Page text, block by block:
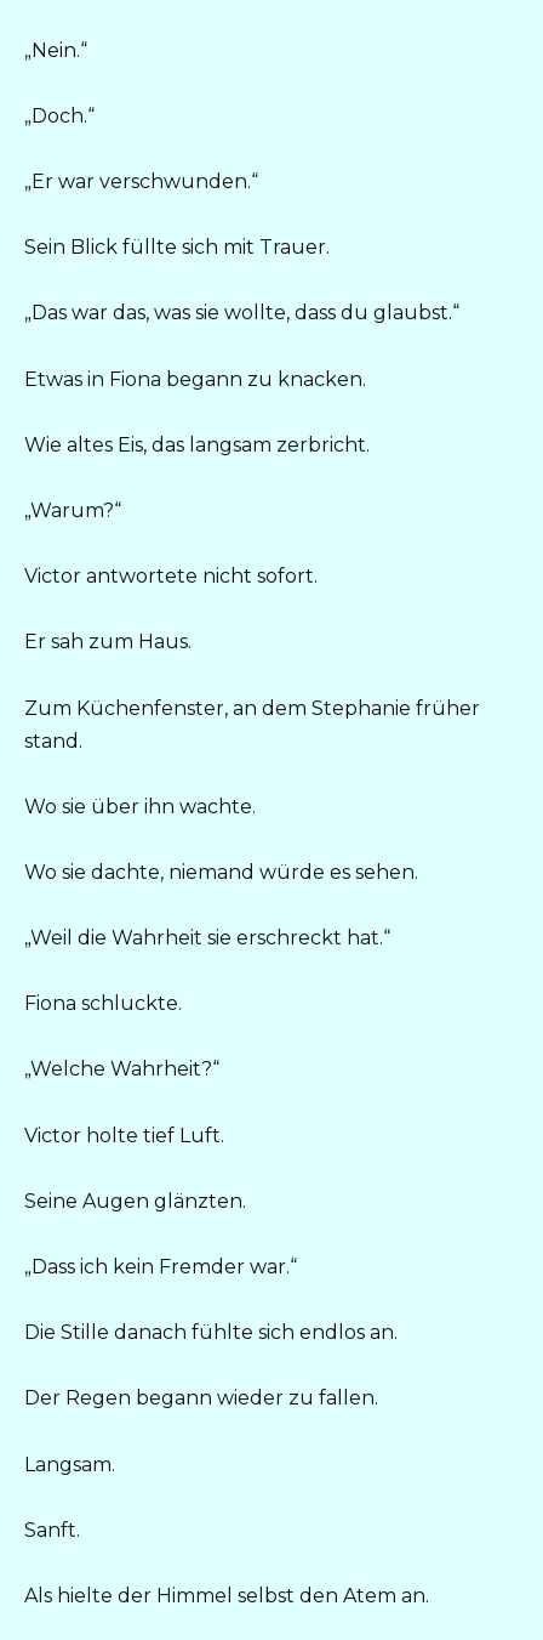
„Nein.“
„Doch.“
„Er war verschwunden.“
Sein Blick füllte sich mit Trauer.
„Das war das, was sie wollte, dass du glaubst.“
Etwas in Fiona begann zu knacken.
Wie altes Eis, das langsam zerbricht.
„Warum?“
Victor antwortete nicht sofort.
Er sah zum Haus.
Zum Küchenfenster, an dem Stephanie früher
stand.
Wo sie über ihn wachte.
Wo sie dachte, niemand würde es sehen.
„Weil die Wahrheit sie erschreckt hat.“
Fiona schluckte.
„Welche Wahrheit?“
Victor holte tief Luft.
Seine Augen glänzten.
„Dass ich kein Fremder war.“
Die Stille danach fühlte sich endlos an.
Der Regen begann wieder zu fallen.
Langsam.
Sanft.
Als hielte der Himmel selbst den Atem an.